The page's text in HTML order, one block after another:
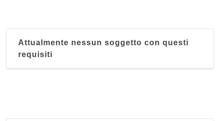
Attualmente nessun soggetto con questi
requisiti